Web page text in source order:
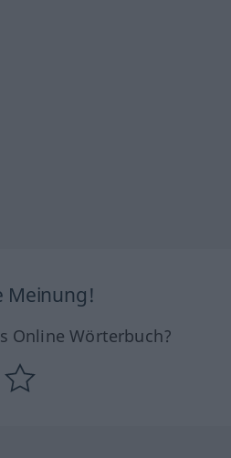
Meinung!
Online Wörterbuch?